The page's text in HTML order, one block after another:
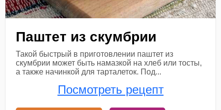
Паштет из скумбрии
Такой быстрый в приготовлении паштет из
скумбрии может быть намазкой на хлеб или тосты,
а также начинкой для тарталеток. Под...
Посмотреть рецепт